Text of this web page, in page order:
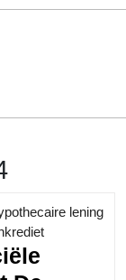
lening
Category